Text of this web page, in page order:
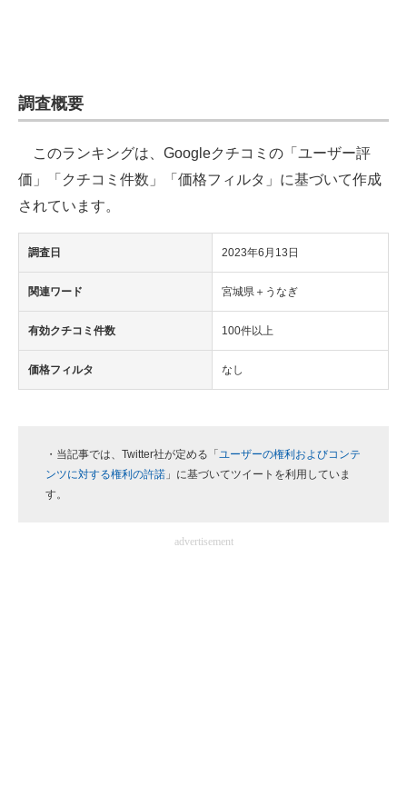
エレクトロニクス専門サイト
エネルギーの専門メディア
建設×テクノロジーの最前線
ちょっと気になるネットの話題
調査概要
このランキングは、Googleクチコミの「ユーザー評
価」「クチコミ件数」「価格フィルタ」に基づいて作成
されています。
調査日 2023年6月13日
関連ワード 宮城県＋うなぎ
有効クチコミ件数 100件以上
価格フィルタ なし
・当記事では、Twitter社が定める「 ユーザーの権利およびコンテ
ンツに対する権利の許諾 」に基づいてツイートを利用していま
す。
advertisement